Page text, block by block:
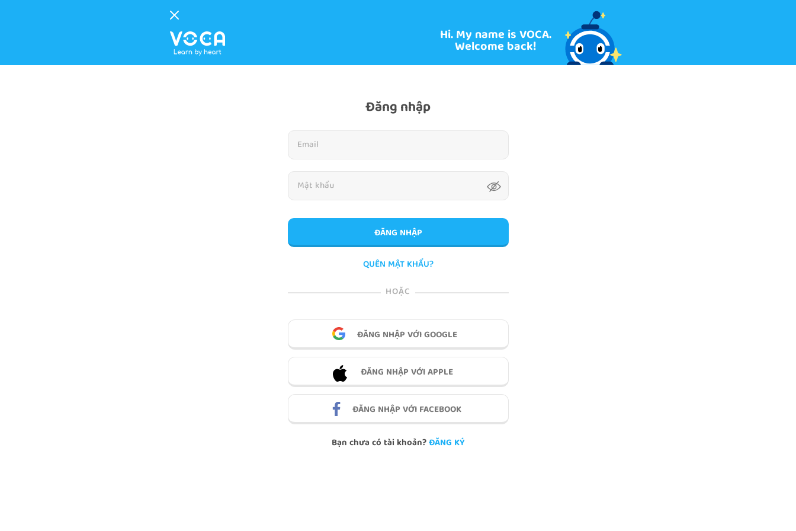
Hi. My name is VOCA.
Welcome back!
Đăng nhập
ĐĂNG NHẬP
QUÊN MẬT KHẨU?
HOẶC
ĐĂNG NHẬP VỚI GOOGLE
ĐĂNG NHẬP VỚI APPLE
ĐĂNG NHẬP VỚI FACEBOOK
Bạn chưa có tài khoản?ĐĂNG KÝ